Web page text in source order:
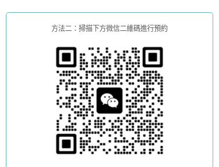
方法二：掃描下方微信二維碼進行預約